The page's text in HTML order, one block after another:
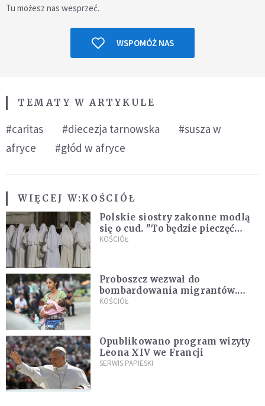
Tu możesz nas wesprzeć.
WSPOMÓŻ NAS
TEMATY W ARTYKULE
#caritas #diecezja tarnowska
#susza w
afryce
#głód w afryce
WIĘCEJ W:KOŚCIÓŁ
Polskie siostry zakonne modlą
się o cud. "To będzie pieczęć
Pana Boga dla naszej wiary"
KOŚCIÓŁ
Proboszcz wezwał do
bombardowania migrantów.
"Masowy ogień przeciwko
KOŚCIÓŁ
Opublikowano program wizyty
Leona XIV we Francji
SERWIS PAPIESKI